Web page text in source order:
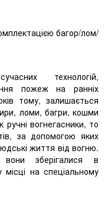
багор/лом/
технологій,
пожеж на ранніх
тому, залишається
ломи, багри, кошми
вогнегасники, то
за допомогою яких
життя від вогню.
зберігалися в
на спеціальному